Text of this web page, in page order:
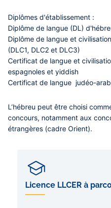
Diplômes d'établissement :
Diplôme de langue (DL)
Diplôme de langue et
(DLC1, DLC2 et DLC3)
Certificat de langue et
espagnoles et yiddish
Certificat de langue judéo-
L’hébreu peut être choisi
concours, notamment aux
étrangères (cadre Orient).
Licence LLCER à